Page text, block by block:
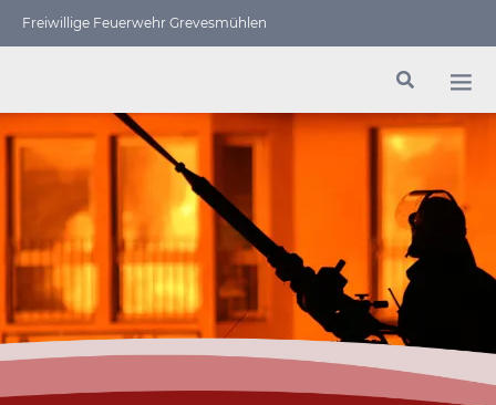
Freiwillige Feuerwehr Grevesmühlen